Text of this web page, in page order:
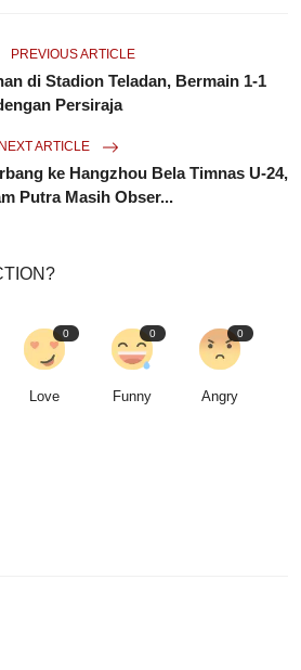
PREVIOUS ARTICLE
di Stadion Teladan, Bermain 1-1
Persiraja
NEXT ARTICLE
ke Hangzhou Bela Timnas U-24,
Putra Masih Obser...
0
Love
0
Funny
0
Angry